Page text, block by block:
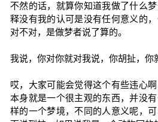
不然的话，就算你知道我做了什么
释没有我的认可是没有任何意义的
对不对，是做梦者说了算的。
我说，你对你就对我说，你胡扯，你
哎，大家可能会觉得这个有些违心
本身就是一个很主观的东西，并没
样的一个梦境，不同的人意义呢，